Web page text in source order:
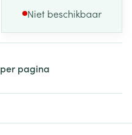
Niet beschikbaar
per pagina